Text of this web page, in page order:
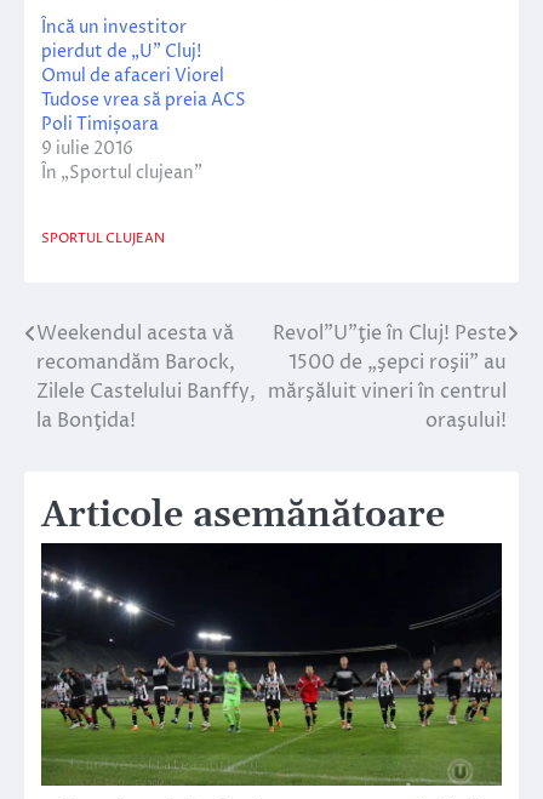
Încă un investitor
pierdut de „U” Cluj!
Omul de afaceri Viorel
Tudose vrea să preia ACS
Poli Timișoara
9 iulie 2016
În „Sportul clujean”
SPORTUL CLUJEAN
Navigare
în
articole
Weekendul acesta vă
recomandăm Barock,
Zilele Castelului Banffy,
la Bonţida!
Revol”U”ţie în Cluj! Peste
1500 de „şepci roşii” au
mărşăluit vineri în centrul
oraşului!
Articole asemănătoare